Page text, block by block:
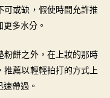
可或缺，假使時間允許推
多水分。
粉餅之外，在上妝的那時
推薦以輕輕拍打的方式上
帶過。